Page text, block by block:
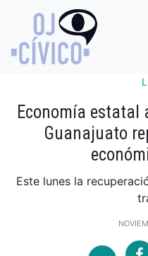
Economía estatal
Guanajuato
Este lunes la